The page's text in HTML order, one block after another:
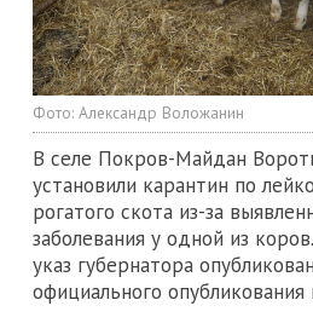
Фото: Александр Воложанин
В селе Покров-Майдан
установили карантин по
рогатого скота из-за
заболевания у одной из
указ губернатора
официального